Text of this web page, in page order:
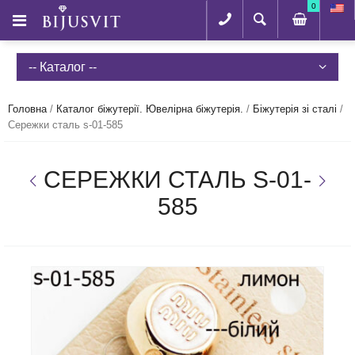
0
-- Каталог --
Головна/ Каталог біжутерії. Ювелірна біжутерія. / Біжутерія зі сталі /
Сережки сталь s-01-585
СЕРЕЖКИ СТАЛЬ S-01-
585